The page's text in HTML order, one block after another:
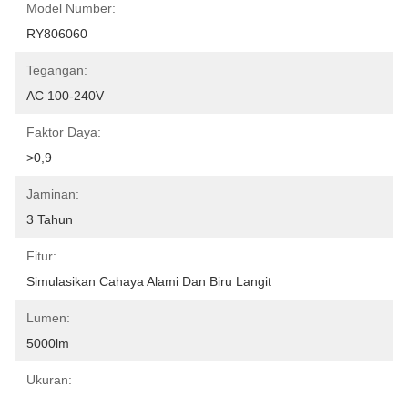
Model Number:
RY806060
Tegangan:
AC 100-240V
Faktor Daya:
>0,9
Jaminan:
3 Tahun
Fitur:
Simulasikan Cahaya Alami Dan Biru Langit
Lumen:
5000lm
Ukuran: